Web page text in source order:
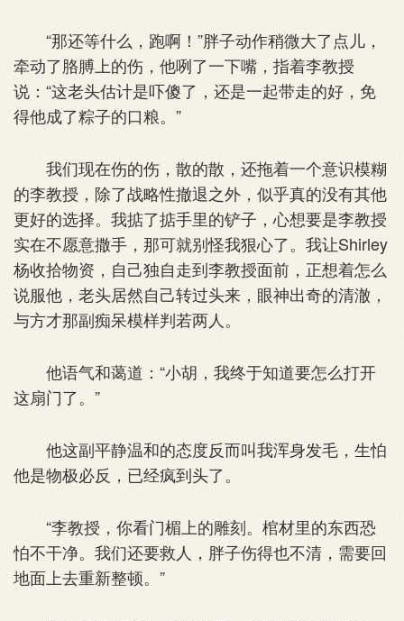
“那还等什么，跑啊！”胖子动作稍微大了点儿，
牵动了胳膊上的伤，他咧了一下嘴，指着李教授
说：“这老头估计是吓傻了，还是一起带走的好，免
得他成了粽子的口粮。”
我们现在伤的伤，散的散，还拖着一个意识模糊
的李教授，除了战略性撤退之外，似乎真的没有其他
更好的选择。我掂了掂手里的铲子，心想要是李教授
实在不愿意撒手，那可就别怪我狠心了。我让Shirley
杨收拾物资，自己独自走到李教授面前，正想着怎么
说服他，老头居然自己转过头来，眼神出奇的清澈，
与方才那副痴呆模样判若两人。
他语气和蔼道：“小胡，我终于知道要怎么打开
这扇门了。”
他这副平静温和的态度反而叫我浑身发毛，生怕
他是物极必反，已经疯到头了。
“李教授，你看门楣上的雕刻。棺材里的东西恐
怕不干净。我们还要救人，胖子伤得也不清，需要回
地面上去重新整顿。”